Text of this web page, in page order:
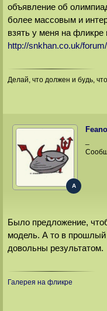
объявление об
более массовым и
взять у меня на
http://snkhan.co.uk/
Делай, что должен и будь,
A
Было предложение,
модель. А то в прошлый
довольны результатом.
Галерея на фликре